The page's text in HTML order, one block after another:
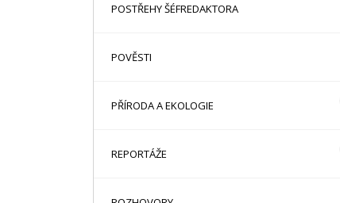
POSTŘEHY ŠÉFREDAKTORA
POVĚSTI
PŘÍRODA A EKOLOGIE
REPORTÁŽE